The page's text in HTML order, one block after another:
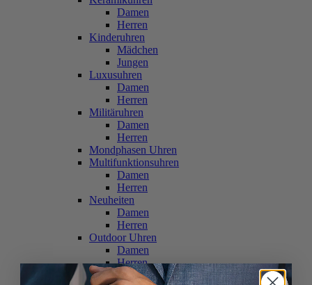
Damen
Herren
Kinderuhren
Mädchen
Jungen
Luxusuhren
Damen
Herren
Militäruhren
Damen
Herren
Mondphasen Uhren
Multifunktionsuhren
Damen
Herren
Neuheiten
Damen
Herren
Outdoor Uhren
Damen
Herren
Schweizer Uhren